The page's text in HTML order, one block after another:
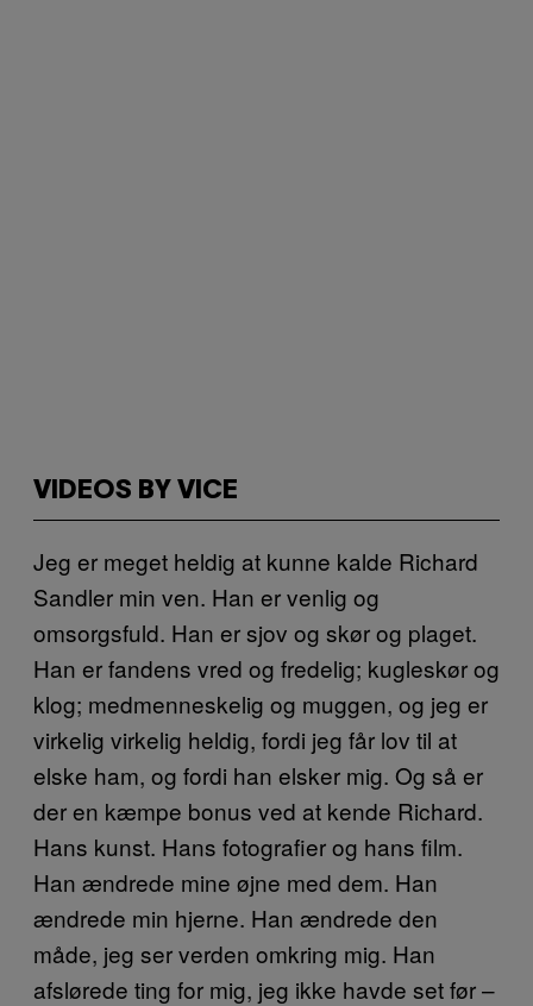
VIDEOS BY VICE
Jeg er meget heldig at kunne kalde Richard
Sandler min ven. Han er venlig og
omsorgsfuld. Han er sjov og skør og plaget.
Han er fandens vred og fredelig; kugleskør og
klog; medmenneskelig og muggen, og jeg er
virkelig virkelig heldig, fordi jeg får lov til at
elske ham, og fordi han elsker mig. Og så er
der en kæmpe bonus ved at kende Richard.
Hans kunst. Hans fotografier og hans film.
Han ændrede mine øjne med dem. Han
ændrede min hjerne. Han ændrede den
måde, jeg ser verden omkring mig. Han
afslørede ting for mig, jeg ikke havde set før –